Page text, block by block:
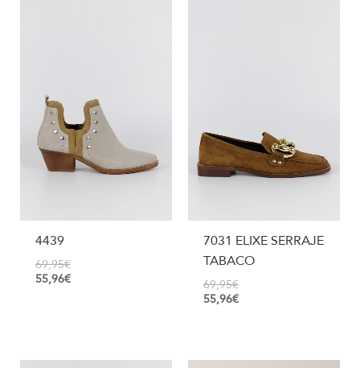
4439
69,95€
55,96€
7031 ELIXE SERRAJE
TABACO
69,95€
55,96€